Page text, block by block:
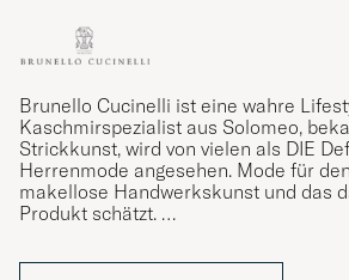
Brunello Cucinelli ist eine wahre
Kaschmirspezialist aus Solomeo,
Strickkunst, wird von vielen als DIE
Herrenmode angesehen. Mode für
makellose Handwerkskunst und das
Produkt schätzt.
Alles begann in den 1970er Jahren, als